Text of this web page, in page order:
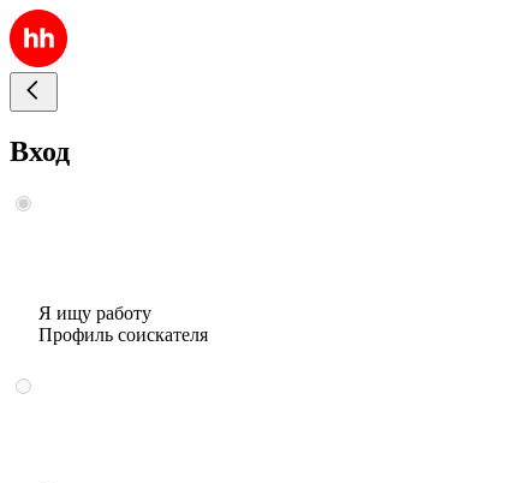
Вход
Я ищу работу
Профиль соискателя